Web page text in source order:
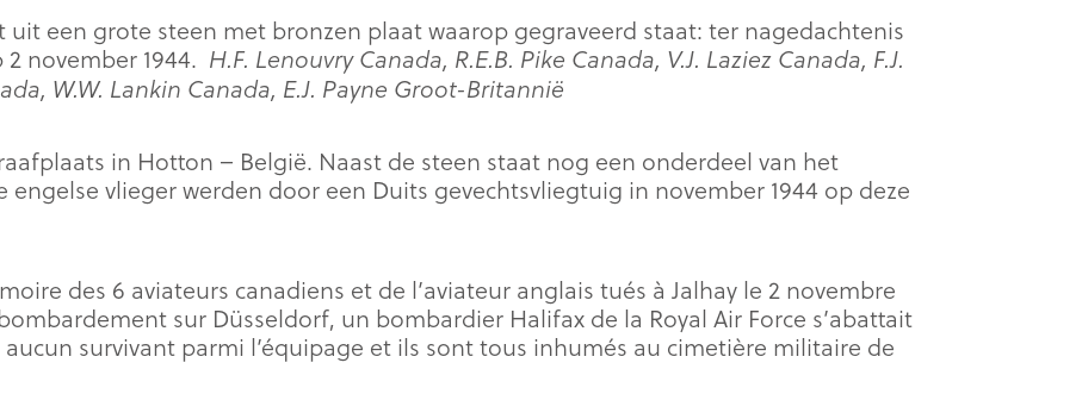
een grote steen met bronzen plaat waarop gegraveerd staat: ter nagedachtenis
november 1944. H.F. Lenouvry Canada, R.E.B. Pike Canada, V.J. Laziez Canada, F.J.
W.W. Lankin Canada, E.J. Payne Groot-Britannië
in Hotton – België. Naast de steen staat nog een onderdeel van het
engelse vlieger werden door een Duits gevechtsvliegtuig in november 1944 op deze
des 6 aviateurs canadiens et de l’aviateur anglais tués à Jalhay le 2 novembre
sur Düsseldorf, un bombardier Halifax de la Royal Air Force s’abattait
survivant parmi l’équipage et ils sont tous inhumés au cimetière militaire de